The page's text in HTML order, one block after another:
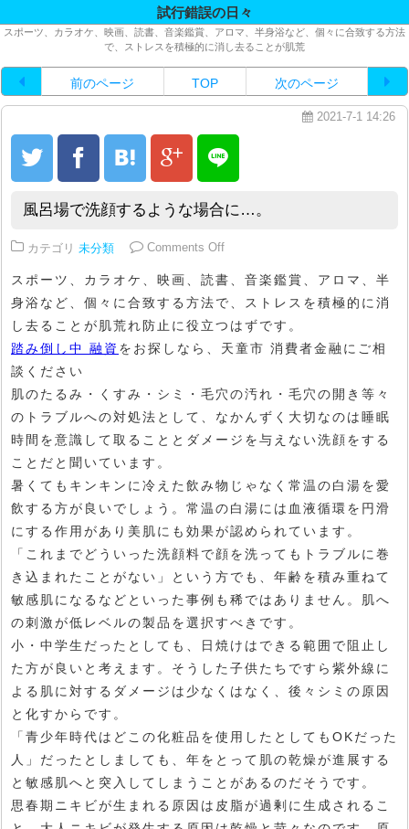
試行錯誤の日々
スポーツ、カラオケ、映画、読書、音楽鑑賞、アロマ、半身浴など、個々に合致する方法
で、ストレスを積極的に消し去ることが肌荒
前のページ TOP 次のページ
2021-7-1 14:26
風呂場で洗顔するような場合に…。
カテゴリ 未分類 Comments Offon 風呂場で洗顔するような場合
スポーツ、カラオケ、映画、読書、音楽鑑賞、アロマ、半
身浴など、個々に合致する方法で、ストレスを積極的に消
し去ることが肌荒れ防止に役立つはずです。
踏み倒し中 融資 をお探しなら、天童市 消費者金融にご相
談ください
肌のたるみ・くすみ・シミ・毛穴の汚れ・毛穴の開き等々
のトラブルへの対処法として、なかんずく大切なのは睡眠
時間を意識して取ることとダメージを与えない洗顔をする
ことだと聞いています。
暑くてもキンキンに冷えた飲み物じゃなく常温の白湯を愛
飲する方が良いでしょう。常温の白湯には血液循環を円滑
にする作用があり美肌にも効果が認められています。
「これまでどういった洗顔料で顔を洗ってもトラブルに巻
き込まれたことがない」という方でも、年齢を積み重ねて
敏感肌になるなどといった事例も稀ではありません。肌へ
の刺激が低レベルの製品を選択すべきです。
小・中学生だったとしても、日焼けはできる範囲で阻止し
た方が良いと考えます。そうした子供たちですら紫外線に
よる肌に対するダメージは少なくはなく、後々シミの原因
と化すからです。
「青少年時代はどこの化粧品を使用したとしてもOKだった
人」だったとしましても、年をとって肌の乾燥が進展する
と敏感肌へと突入してしまうことがあるのだそうです。
思春期ニキビが生まれる原因は皮脂が過剰に生成されるこ